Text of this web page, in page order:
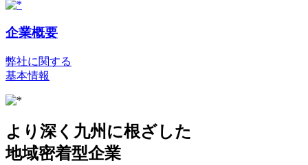
企業概要
弊社に関する
基本情報
より深く九州に根ざした
地域密着型企業